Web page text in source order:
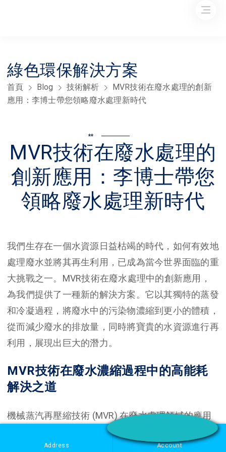
Address Account
綠色環保解決方案
首頁 Blog 技術解析
MVR技術在廢水處理的創新
應用：李博士帶您領略廢水處理新時代
**
MVR技術在廢水處理的
創新應用：李博士帶您
領略廢水處理新時代
我們生存在一個水資源日益枯竭的時代，如何有效地
處理廢水並將其再生利用，已成為當今世界面臨的重
大挑戰之一。MVR技術在廢水處理中的創新應用，
為我們提供了一種新的解決方案。它以其獨特的蒸發
和冷凝過程，將廢水中的污染物濃縮到更小的體積，
從而減少廢水的排放量，同時將寶貴的水資源進行再
利用，展現出巨大的潛力。
MVR技術在廢水濃縮過程中的高能耗
解決之道
機械蒸汽再壓縮技術 (MVR) 在廢水處理領域的應用
中，因其高效的濃縮效果與節能的優勢而備受矚目。
然而，在MVR系統運轉過程中，不可避免地會產生